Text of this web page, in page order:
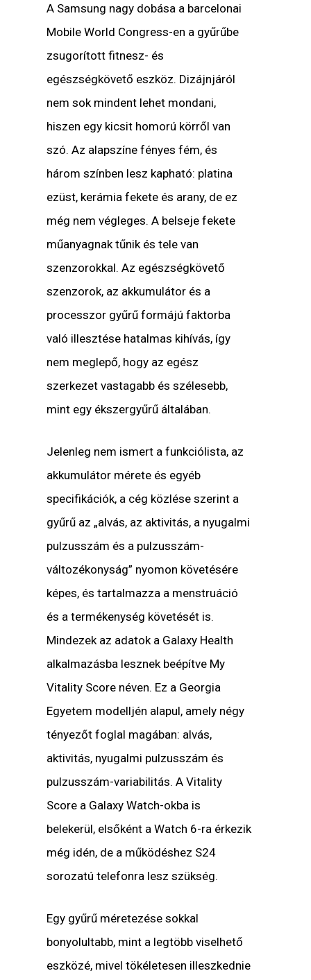
A Samsung nagy dobása a barcelonai
Mobile World Congress-en a gyűrűbe
zsugorított fitnesz- és
egészségkövető eszköz. Dizájnjáról
nem sok mindent lehet mondani,
hiszen egy kicsit homorú körről van
szó. Az alapszíne fényes fém, és
három színben lesz kapható: platina
ezüst, kerámia fekete és arany, de ez
még nem végleges. A belseje fekete
műanyagnak tűnik és tele van
szenzorokkal. Az egészségkövető
szenzorok, az akkumulátor és a
processzor gyűrű formájú faktorba
való illesztése hatalmas kihívás, így
nem meglepő, hogy az egész
szerkezet vastagabb és szélesebb,
mint egy ékszergyűrű általában.
Jelenleg nem ismert a funkciólista, az
akkumulátor mérete és egyéb
specifikációk, a cég közlése szerint a
gyűrű az „alvás, az aktivitás, a nyugalmi
pulzusszám és a pulzusszám-
változékonyság” nyomon követésére
képes, és tartalmazza a menstruáció
és a termékenység követését is.
Mindezek az adatok a Galaxy Health
alkalmazásba lesznek beépítve My
Vitality Score néven. Ez a Georgia
Egyetem modelljén alapul, amely négy
tényezőt foglal magában: alvás,
aktivitás, nyugalmi pulzusszám és
pulzusszám-variabilitás. A Vitality
Score a Galaxy Watch-okba is
belekerül, elsőként a Watch 6-ra érkezik
még idén, de a működéshez S24
sorozatú telefonra lesz szükség.
Egy gyűrű méretezése sokkal
bonyolultabb, mint a legtöbb viselhető
eszközé, mivel tökéletesen illeszkednie